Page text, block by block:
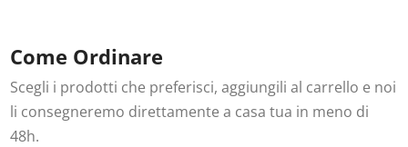
Come Ordinare
Scegli i prodotti che preferisci, aggiungili al carrello e noi
li consegneremo direttamente a casa tua in meno di
48h.